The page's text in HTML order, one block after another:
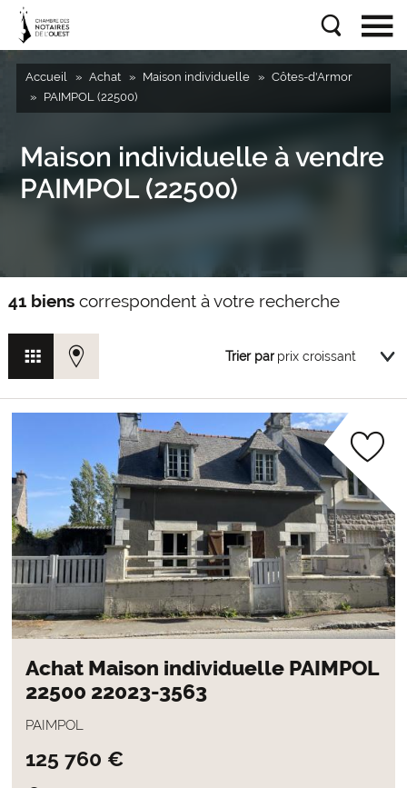
Accueil Achat Maison individuelle
Côtes-d'Armor
PAIMPOL (22500)
Maison individuelle à vendre
PAIMPOL (22500)
41 bienscorrespondent à votre recherche
Trier par
Achat Maison individuelle PAIMPOL
22500 22023-3563
PAIMPOL
125 760 €